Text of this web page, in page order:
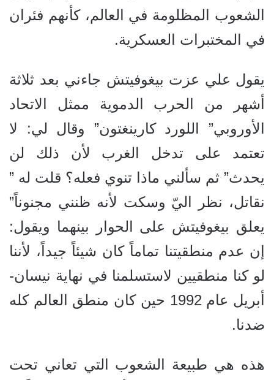
الشعوب المظلومة في العالم، كأنهم فئران
في المختبرات العسكرية.
يقول علي عزت بيغوفيتش جاءني بعد ثلاثة
أشهر من الحرب الدموية ممثل الاتحاد
الأوروبي” اللورد كارينغتون” وقال لي: لا
تعتمد على تدخل الغرب لأن ذلك لن
يحدث” ثم سألني ماذا تنوي فعله؟ قلت له ”
نقاتل، نظر اليّ وسكت لأنه ظنني مجنوناً”
يعلق بيغوفيتش على الحوار بينهما ويقول:
إن عدم منطقيتنا تماماً كان شيئاً جيداً، لأننا
لو كنا منطقيين لاستسلمنا في نهاية نيسان-
أبريل عام 1992 حين كان منطق العالم كله
ضدنا.
هذه هي طبيعة الشعوب التي تعاني تحت